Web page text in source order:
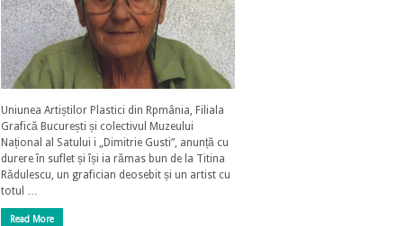
Uniunea Artiștilor Plastici din Rpmânia, Filiala
Grafică București și colectivul Muzeului
Național al Satului i „Dimitrie Gusti”, anunță cu
durere în suflet și își ia rămas bun de la Titina
Rădulescu, un grafician deosebit și un artist cu
totul …
Read More